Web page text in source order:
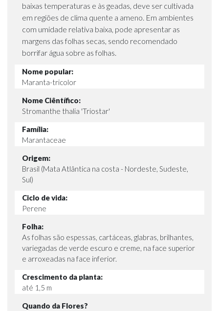
baixas temperaturas e às geadas, deve ser cultivada
em regiões de clima quente a ameno. Em ambientes
com umidade relativa baixa, pode apresentar as
margens das folhas secas, sendo recomendado
borrifar água sobre as folhas.
Nome popular:
Maranta-tricolor
Nome Ciêntífico:
Stromanthe thalia 'Triostar'
Família:
Marantaceae
Origem:
Brasil (Mata Atlântica na costa - Nordeste, Sudeste,
Sul)
Ciclo de vida:
Perene
Folha:
As folhas são espessas, cartáceas, glabras, brilhantes,
variegadas de verde escuro e creme, na face superior
e arroxeadas na face inferior.
Crescimento da planta:
até 1,5 m
Quando da Flores?